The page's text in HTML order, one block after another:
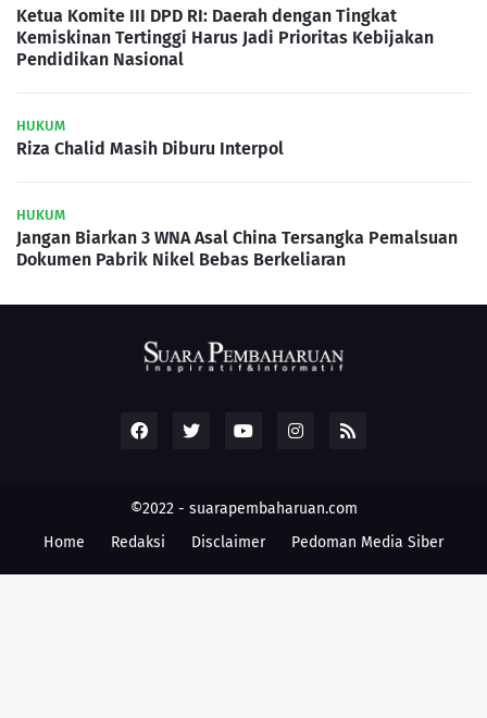
Ketua Komite III DPD RI: Daerah dengan Tingkat
Kemiskinan Tertinggi Harus Jadi Prioritas Kebijakan
Pendidikan Nasional
HUKUM
Riza Chalid Masih Diburu Interpol
HUKUM
Jangan Biarkan 3 WNA Asal China Tersangka Pemalsuan
Dokumen Pabrik Nikel Bebas Berkeliaran
©2022 - suarapembaharuan.com
Home
Redaksi Disclaimer Pedoman Media Siber